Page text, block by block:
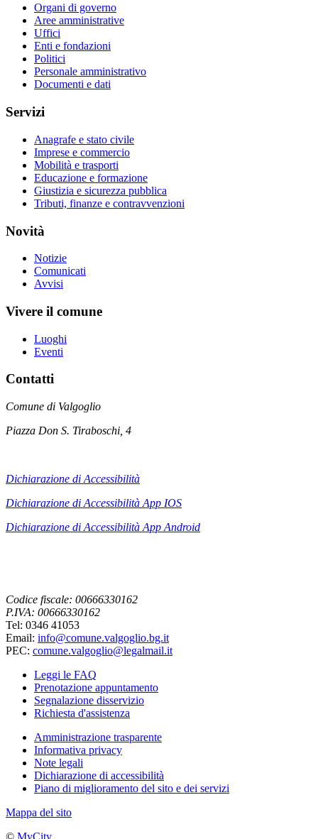
Organi di governo
Aree amministrative
Uffici
Enti e fondazioni
Politici
Personale amministrativo
Documenti e dati
Servizi
Anagrafe e stato civile
Imprese e commercio
Mobilità e trasporti
Educazione e formazione
Giustizia e sicurezza pubblica
Tributi, finanze e contravvenzioni
Novità
Notizie
Comunicati
Avvisi
Vivere il comune
Luoghi
Eventi
Contatti
Comune di Valgoglio
Piazza Don S. Tiraboschi, 4
Dichiarazione di Accessibilità
Dichiarazione di Accessibilità App IOS
Dichiarazione di Accessibilità App Android
Codice fiscale: 00666330162
P.IVA: 00666330162
Tel: 0346 41053
Email: info@comune.valgoglio.bg.it
PEC: comune.valgoglio@legalmail.it
Leggi le FAQ
Prenotazione appuntamento
Segnalazione disservizio
Richiesta d'assistenza
Amministrazione trasparente
Informativa privacy
Note legali
Dichiarazione di accessibilità
Piano di miglioramento del sito e dei servizi
Mappa del sito